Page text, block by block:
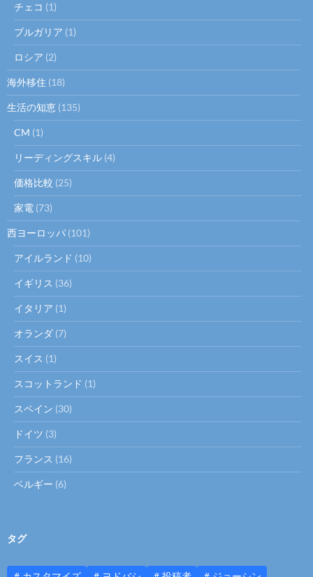
チェコ (1)
ブルガリア (1)
ロシア (2)
海外移住 (18)
生活の知恵 (135)
CM (1)
リーディングスキル (4)
価格比較 (25)
家電 (73)
西ヨーロッパ (101)
アイルランド (10)
イギリス (36)
イタリア (1)
オランダ (7)
スイス (1)
スコットランド (1)
スペイン (30)
ドイツ (3)
フランス (16)
ベルギー (6)
タグ